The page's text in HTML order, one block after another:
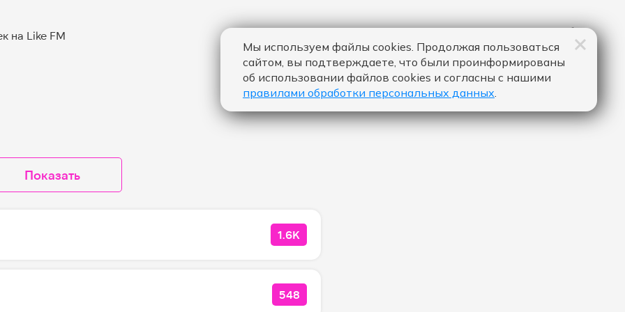
Показать
КОЛИЧЕСТВО ЛАЙКОВ ЗА "ФОНАРИ - АСИЯ & ZVONKIY":
1.6K
КОЛИЧЕСТВО ЛАЙКОВ ЗА "MAFIA STYLE - TRAP MAFIA
548
Мы используем файлы cookies. Продолжая пользоваться
сайтом, вы подтверждаете, что были проинформированы
об использовании файлов cookies и согласны с нашими
правилами обработки персональных данных.